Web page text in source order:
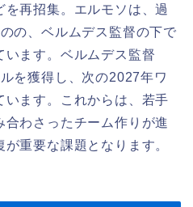
再招集。エルモソは、過
の、ベルムデス監督の下で
ます。ベルムデス監督
を獲得し、次の2027年ワ
います。これからは、若手
わさったチーム作りが進
重要な課題となります。